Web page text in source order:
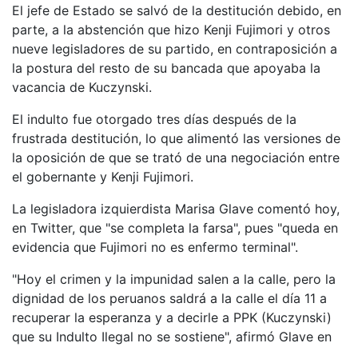
El jefe de Estado se salvó de la destitución debido, en
parte, a la abstención que hizo Kenji Fujimori y otros
nueve legisladores de su partido, en contraposición a
la postura del resto de su bancada que apoyaba la
vacancia de Kuczynski.
El indulto fue otorgado tres días después de la
frustrada destitución, lo que alimentó las versiones de
la oposición de que se trató de una negociación entre
el gobernante y Kenji Fujimori.
La legisladora izquierdista Marisa Glave comentó hoy,
en Twitter, que "se completa la farsa", pues "queda en
evidencia que Fujimori no es enfermo terminal".
"Hoy el crimen y la impunidad salen a la calle, pero la
dignidad de los peruanos saldrá a la calle el día 11 a
recuperar la esperanza y a decirle a PPK (Kuczynski)
que su Indulto Ilegal no se sostiene", afirmó Glave en